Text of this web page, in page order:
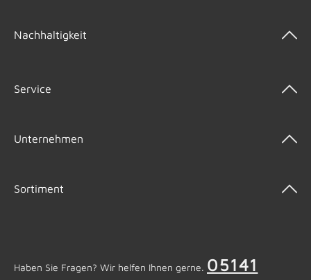
Nachhaltigkeit
Service
Unternehmen
Sortiment
Haben Sie Fragen? Wir helfen Ihnen gerne. 05141